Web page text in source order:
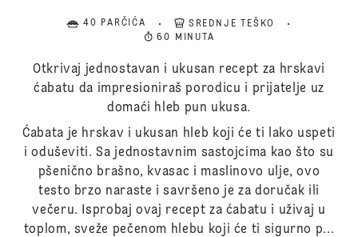
40 PARČIĆA
SREDNJE TEŠKO
60 MINUTA
Otkrivaj jednostavan i ukusan recept za hrskavi
ćabatu da impresioniraš porodicu i prijatelje uz
domaći hleb pun ukusa.
Ćabata je hrskav i ukusan hleb koji će ti lako uspeti
i oduševiti. Sa jednostavnim sastojcima kao što su
pšenično brašno, kvasac i maslinovo ulje, ovo
testo brzo naraste i savršeno je za doručak ili
večeru. Isprobaj ovaj recept za ćabatu i uživaj u
toplom, sveže pečenom hlebu koji će ti sigurno p...